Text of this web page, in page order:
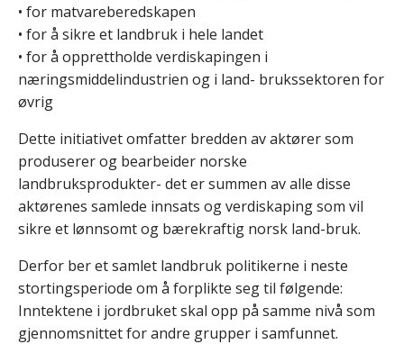
• for matvareberedskapen
• for å sikre et landbruk i hele landet
• for å opprettholde verdiskapingen i
næringsmiddelindustrien og i land- brukssektoren for
øvrig
Dette initiativet omfatter bredden av aktører som
produserer og bearbeider norske
landbruksprodukter- det er summen av alle disse
aktørenes samlede innsats og verdiskaping som vil
sikre et lønnsomt og bærekraftig norsk land-bruk.
Derfor ber et samlet landbruk politikerne i neste
stortingsperiode om å forplikte seg til følgende:
Inntektene i jordbruket skal opp på samme nivå som
gjennomsnittet for andre grupper i samfunnet.